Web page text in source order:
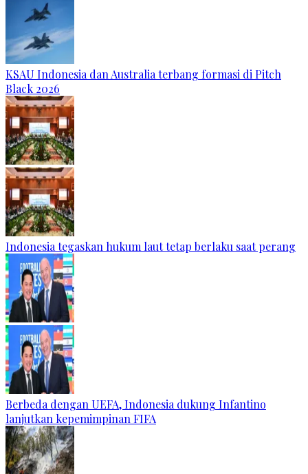
KSAU Indonesia dan Australia terbang formasi di Pitch
Black 2026
Indonesia tegaskan hukum laut tetap berlaku saat perang
Berbeda dengan UEFA, Indonesia dukung Infantino
lanjutkan kepemimpinan FIFA